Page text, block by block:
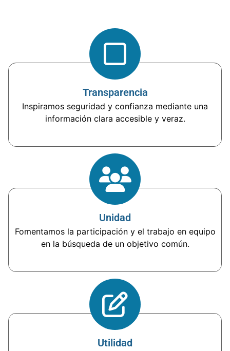
Transparencia
Inspiramos seguridad y confianza mediante una
información clara accesible y veraz.
Unidad
Fomentamos la participación y el trabajo en equipo
en la búsqueda de un objetivo común.
Utilidad